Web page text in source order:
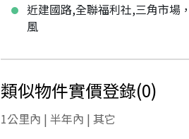
近建國路,全聯福利社,三角市場
風
類似物件實價登錄(0)
1公里內 | 半年內 | 其它